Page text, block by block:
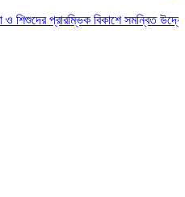
শিশুদের প্রারম্ভিক বিকাশে সমন্বিত